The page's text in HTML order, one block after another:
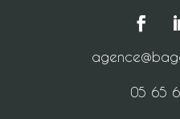
05 65